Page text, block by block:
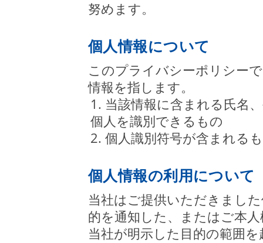
努めます。
個人情報について
このプライバシーポリシー
情報を指します。
1. 当該情報に含まれる氏名
個人を識別できるもの
2. 個人識別符号が含まれる
個人情報の利用について
当社はご提供いただきまし
的を通知した、またはご本
当社が明示した目的の範囲